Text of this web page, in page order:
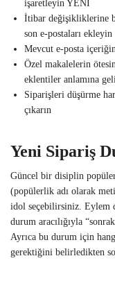
işaretleyin YENİ
İtibar değişikliklerine
son e-postaları ekleyin
Mevcut e-posta
Özel makalelerin
eklentiler anlamına
Siparişleri düşürme
çıkarın
Yeni Sipariş
Güncel bir disiplin
(popülerlik adı olarak
idol seçebilirsiniz. Eylem
durum aracılığıyla
Ayrıca bu durum için
gerektiğini belirledikten